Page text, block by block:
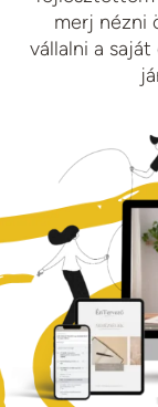
merj nézni
vállalni a